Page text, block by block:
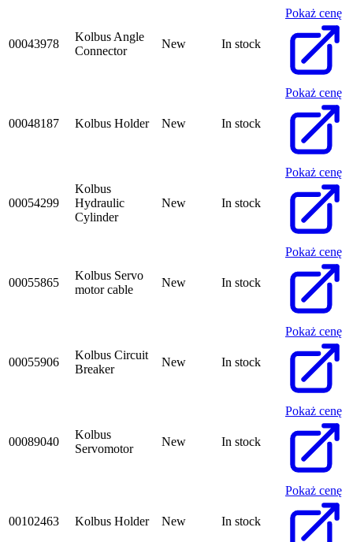
00043978
Kolbus Angle
Connector
New In stock
Pokaż cenę
00048187 Kolbus Holder New In stock
Pokaż cenę
00054299
Kolbus
Hydraulic
Cylinder
New In stock
Pokaż cenę
00055865
Kolbus Servo
motor cable
New In stock
Pokaż cenę
00055906
Kolbus Circuit
Breaker
New In stock
Pokaż cenę
00089040
Kolbus
Servomotor
New In stock
Pokaż cenę
00102463 Kolbus Holder New In stock
Pokaż cenę